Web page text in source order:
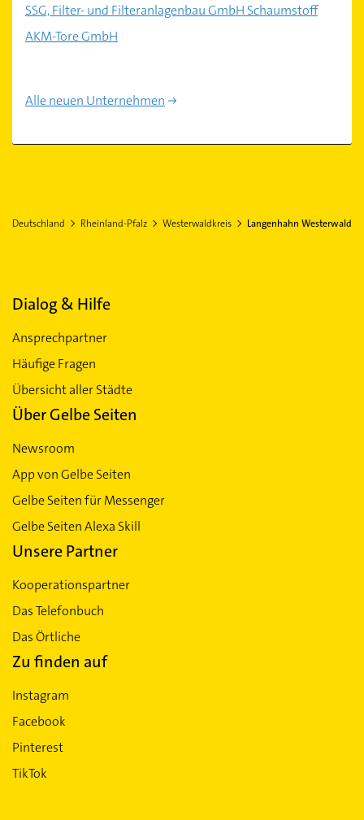
SSG, Filter- und Filteranlagenbau GmbH Schaumstoff
AKM-Tore GmbH
Alle neuen Unternehmen
Deutschland Rheinland-Pfalz Westerwaldkreis Langenhahn Westerwald
Dialog & Hilfe
Ansprechpartner
Häufige Fragen
Übersicht aller Städte
Über Gelbe Seiten
Newsroom
App von Gelbe Seiten
Gelbe Seiten für Messenger
Gelbe Seiten Alexa Skill
Unsere Partner
Kooperationspartner
Das Telefonbuch
Das Örtliche
Zu finden auf
Instagram
Facebook
Pinterest
TikTok